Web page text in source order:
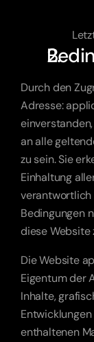
Durch den
Adresse:
an alle
zu sein. Sie
Einhaltung
verantwortlich
Bedingungen
diese Website
Die Website
Eigentum der
Inhalte,
enthaltenen